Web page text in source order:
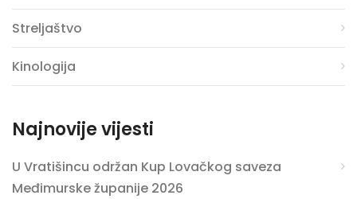
Streljaštvo
Kinologija
Najnovije vijesti
U Vratišincu održan Kup Lovačkog saveza
Međimurske županije 2026